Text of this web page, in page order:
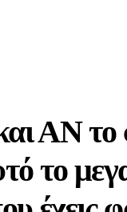
ΑΝ το
το